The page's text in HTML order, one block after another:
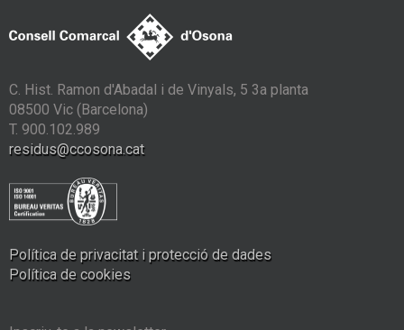
C. Hist. Ramon d'Abadal i de Vinyals, 5 3a planta
08500 Vic (Barcelona)
T. 900.102.989
residus@ccosona.cat
Política de privacitat i protecció de dades
Política de cookies